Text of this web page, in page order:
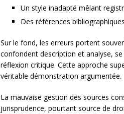
Un style inadapté mêlant
Des références
Sur le fond, les erreurs portent
confondent description et analyse,
réflexion critique. Cette approche
véritable démonstration argumentée.
La mauvaise gestion des sources
jurisprudence, pourtant source de